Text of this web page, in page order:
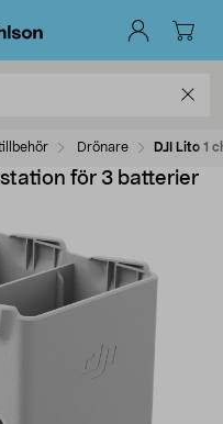
Drönare DJI Lito 1
för 3 batterier